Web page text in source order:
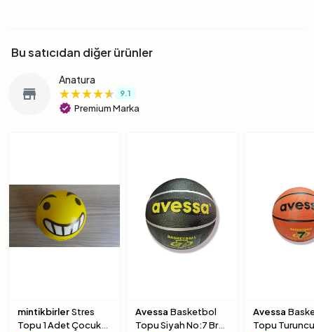
Bu satıcıdan diğer ürünler
store
Anatura
★★★★★
★★★★★
★★★★★ 9.1
verified Premium Marka
mintikbirlerStres
Topu 1 Adet Çocuk
Avessa Basketbol
Topu Siyah No:7 Brc-
Avessa
Topu